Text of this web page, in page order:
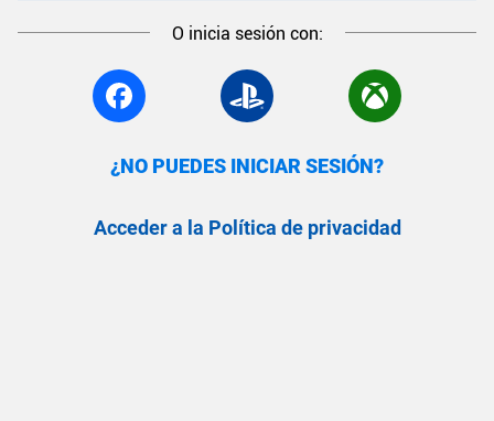
O inicia sesión con:
¿NO PUEDES INICIAR SESIÓN?
Acceder a la Política de privacidad